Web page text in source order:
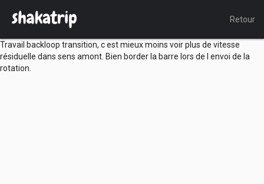
Retour
Travail backloop transition, c est mieux moins voir plus de vitesse
résiduelle dans sens amont. Bien border la barre lors de l envoi de la
rotation.